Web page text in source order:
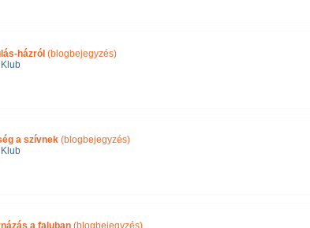
házról (blogbejegyzés)
a szívnek(blogbejegyzés)
a faluban(blogbejegyzés)